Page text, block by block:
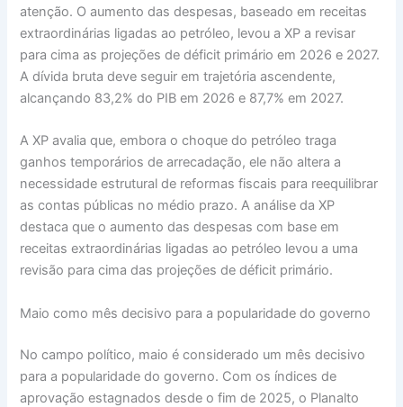
atenção. O aumento das despesas, baseado em receitas
extraordinárias ligadas ao petróleo, levou a XP a revisar
para cima as projeções de déficit primário em 2026 e 2027.
A dívida bruta deve seguir em trajetória ascendente,
alcançando 83,2% do PIB em 2026 e 87,7% em 2027.
A XP avalia que, embora o choque do petróleo traga
ganhos temporários de arrecadação, ele não altera a
necessidade estrutural de reformas fiscais para reequilibrar
as contas públicas no médio prazo. A análise da XP
destaca que o aumento das despesas com base em
receitas extraordinárias ligadas ao petróleo levou a uma
revisão para cima das projeções de déficit primário.
Maio como mês decisivo para a popularidade do governo
No campo político, maio é considerado um mês decisivo
para a popularidade do governo. Com os índices de
aprovação estagnados desde o fim de 2025, o Planalto